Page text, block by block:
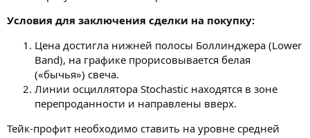
Условия для заключения сделки на покупку:
Цена достигла нижней полосы Боллинджера (Lower
Band), на графике прорисовывается белая
(«бычья») свеча.
Линии осциллятора Stochastic находятся в зоне
перепроданности и направлены вверх.
Тейк-профит необходимо ставить на уровне средней